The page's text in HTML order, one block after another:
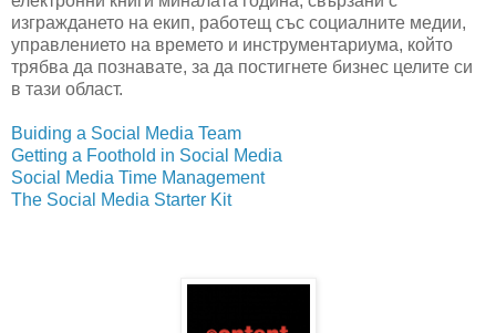
изграждането на екип, работещ със социалните медии,
управлението на времето и инструментариума, който
трябва да познавате, за да постигнете бизнес целите си
в тази област.
Buiding a Social Media Team
Getting a Foothold in Social Media
Social Media Time Management
The Social Media Starter Kit